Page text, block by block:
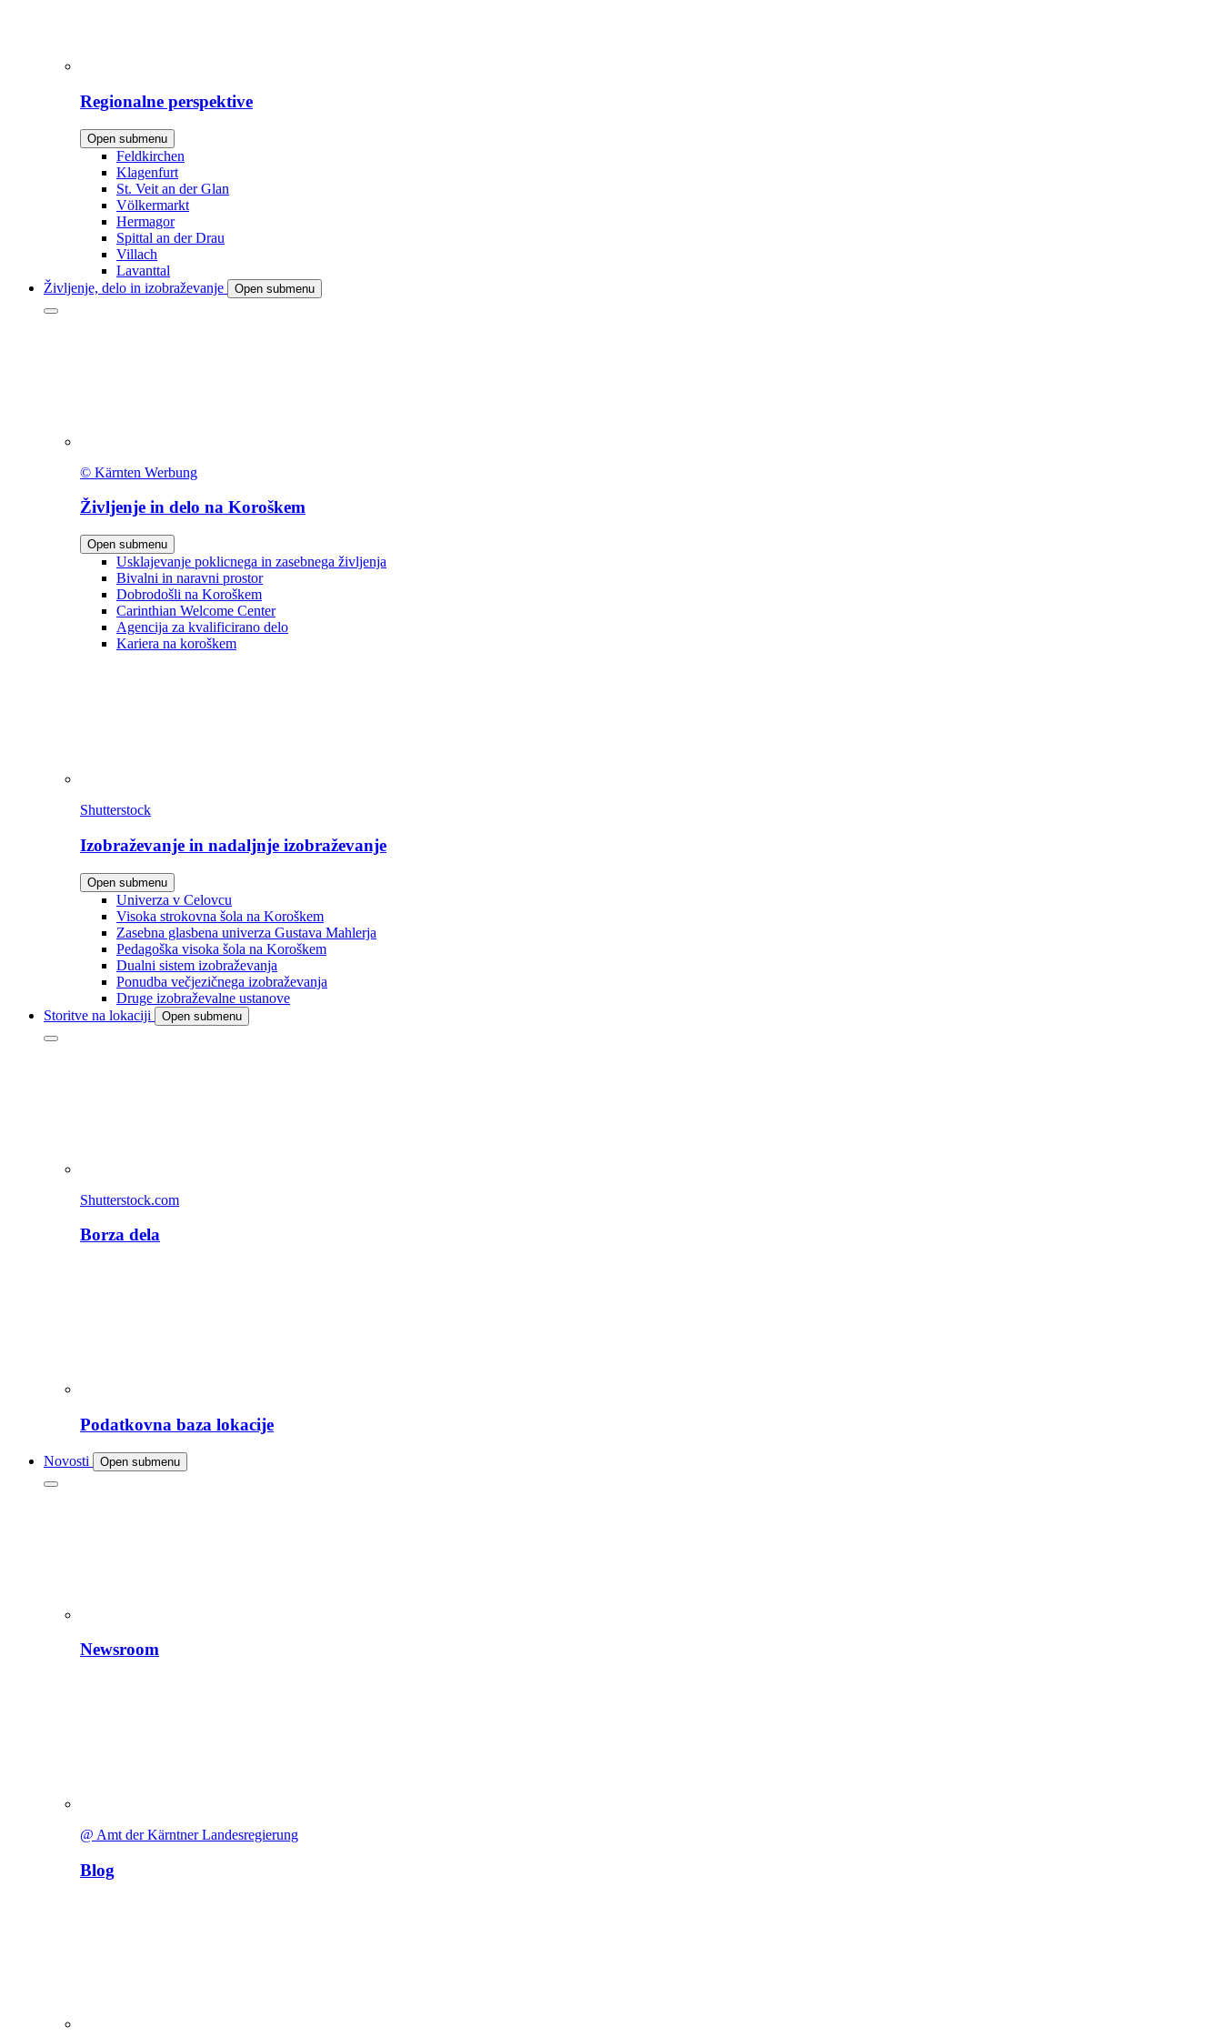
Regionalne perspektive
Open submenu
Feldkirchen
Klagenfurt
St. Veit an der Glan
Völkermarkt
Hermagor
Spittal an der Drau
Villach
Lavanttal
Življenje, delo in izobraževanje
Open submenu
© Kärnten Werbung
Življenje in delo na Koroškem
Open submenu
Usklajevanje poklicnega in zasebnega življenja
Bivalni in naravni prostor
Dobrodošli na Koroškem
Carinthian Welcome Center
Agencija za kvalificirano delo
Kariera na koroškem
Shutterstock
Izobraževanje in nadaljnje izobraževanje
Open submenu
Univerza v Celovcu
Visoka strokovna šola na Koroškem
Zasebna glasbena univerza Gustava Mahlerja
Pedagoška visoka šola na Koroškem
Dualni sistem izobraževanja
Ponudba večjezičnega izobraževanja
Druge izobraževalne ustanove
Storitve na lokaciji
Open submenu
Shutterstock.com
Borza dela
Podatkovna baza lokacije
Novosti Open submenu
Newsroom
@ Amt der Kärntner Landesregierung
Blog